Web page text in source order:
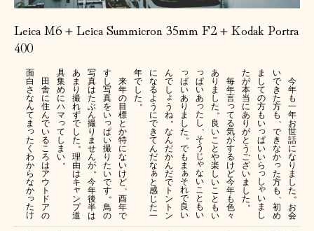
Leica M6 + Leica Summicron 35mm F2 + Kodak Portra
400
今
年
も
一
年
お
世
話
に
な
り
ま
し
た。
お
会
い
で
き
た
方
も、
で
き
な
か
っ
た
方
も、
初
め
ま
し
て
の
方
も
い
っ
ぱ
い
い
ら
っ
し
ゃ
い
ま
し
た
が
本
当
に
あ
り
が
と
う
ご
ざ
い
ま
し
た。
毎
年
言
っ
て
る
気
が
す
る
け
ど
今
年
も
色
々
あ
り
ま
し
た。
良
い
こ
と
や
楽
し
い
こ
と
も
い
っ
ぱ
い
あ
っ
た
し、
そ
う
じ
ゃ
な
い
こ
と
も
い
っ
ぱ
い
あ
り
ま
し
た。
で
も
ま
ぁ
そ
れ
で
良
い
ん
で
し
ょ
う
ね。
な
ん
だ
か
ん
だ
で
ト
ン
ト
ン
に
な
る
よ
う
に
で
き
て
ん
だ
な
ぁ
と
感
じ
た
一
年
で
し
た。
来
年
の
目
標
と
か
特
に
な
い
け
ど、
酉
年
で
す
し
写
真
を
い
っ
ぱ
い
撮
り
た
い
で
す。
鳥
の
写
真
は
た
ぶ
ん
撮
り
ま
せ
ん
が。
今
年
後
半
は
あ
ま
り
撮
れ
ず
で
し
た。
理
由
は
キ
ャ
ン
プ
道
具
集
め
に
ハ
マ
っ
て
し
ま
い。
田
舎
に
住
ん
で
い
る
こ
ろ
は
ア
ウ
ト
ド
ア
の
面
白
さ
な
ん
て
ま
っ
た
く
わ
か
ら
な
か
っ
た
け